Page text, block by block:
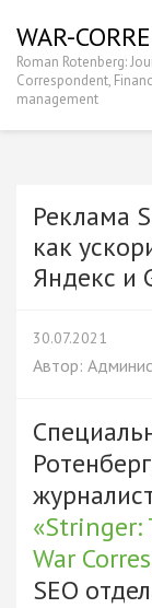
содержимому
(нажмите
WAR-
Roman Rotenberg:
Correspondent,
management
Реклама
как
Яндекс и
30.07.2021
Автор:
«Stringer:
War
SEO